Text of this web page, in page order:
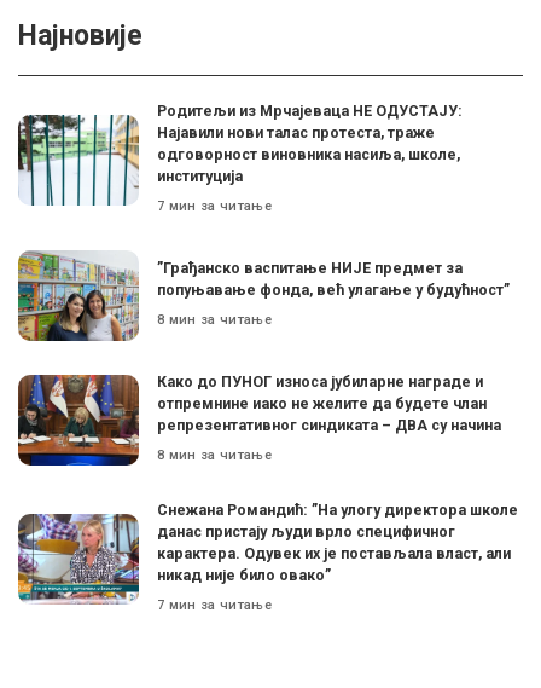
Најновије
Родитељи из Мрчајеваца НЕ ОДУСТАЈУ:
Најавили нови талас протеста, траже
одговорност виновника насиља, школе,
институција
7 мин за читање
”Грађанско васпитање НИЈЕ предмет за
попуњавање фонда, већ улагање у будућност”
8 мин за читање
Како до ПУНОГ износа јубиларне награде и
отпремнине иако не желите да будете члан
репрезентативног синдиката – ДВА су начина
8 мин за читање
Снежана Романдић: ”На улогу директора школе
данас пристају људи врло специфичног
карактера. Одувек их је постављала власт, али
никад није било овако”
7 мин за читање